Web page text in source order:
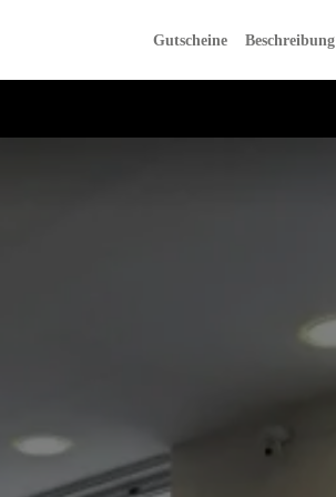
Gutscheine Beschreibung